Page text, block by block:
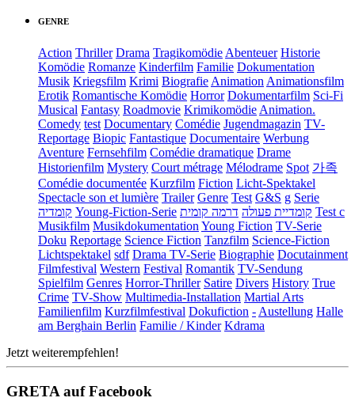
GENRE
Action Thriller Drama Tragikomödie Abenteuer Historie
Komödie Romanze Kinderfilm Familie Dokumentation
Musik Kriegsfilm Krimi Biografie Animation Animationsfilm
Erotik Romantische Komödie Horror Dokumentarfilm Sci-Fi
Musical Fantasy Roadmovie Krimikomödie Animation.
Comedy test Documentary Comédie Jugendmagazin TV-
Reportage Biopic Fantastique Documentaire Werbung
Aventure Fernsehfilm Comédie dramatique Drame
Historienfilm Mystery Court métrage Mélodrame Spot 가족
Comédie documentée Kurzfilm Fiction Licht-Spektakel
Spectacle son et lumière Trailer Genre Test G&S g Serie
קומדיה Young-Fiction-Serie קומדיית פעולה דרמה קומית
Test c
Musikfilm Musikdokumentation Young Fiction TV-Serie
Doku Reportage Science Fiction Tanzfilm Science-Fiction
Lichtspektakel sdf Drama TV-Serie Biographie Docutainment
Filmfestival Western Festival Romantik TV-Sendung
Spielfilm Genres Horror-Thriller Satire Divers History True
Crime TV-Show Multimedia-Installation Martial Arts
Familienfilm Kurzfilmfestival Dokufiction - Austellung Halle
am Berghain Berlin Familie / Kinder Kdrama
Jetzt weiterempfehlen!
GRETA auf Facebook